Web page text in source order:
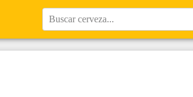
Buscar cerveza...